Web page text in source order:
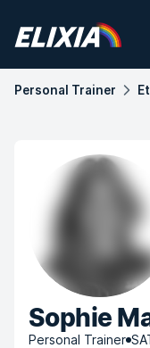
Personal Trainer
Sophie
Personal Trainer